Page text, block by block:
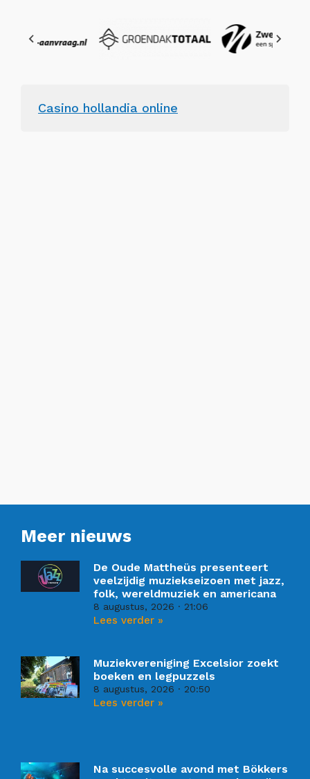
Casino hollandia online
Meer nieuws
De Oude Mattheüs presenteert
veelzijdig muziekseizoen met jazz,
folk, wereldmuziek en americana
8 augustus, 2026 21:06
Lees verder »
Muziekvereniging Excelsior zoekt
boeken en legpuzzels
8 augustus, 2026 20:50
Lees verder »
Na succesvolle avond met Bökkers